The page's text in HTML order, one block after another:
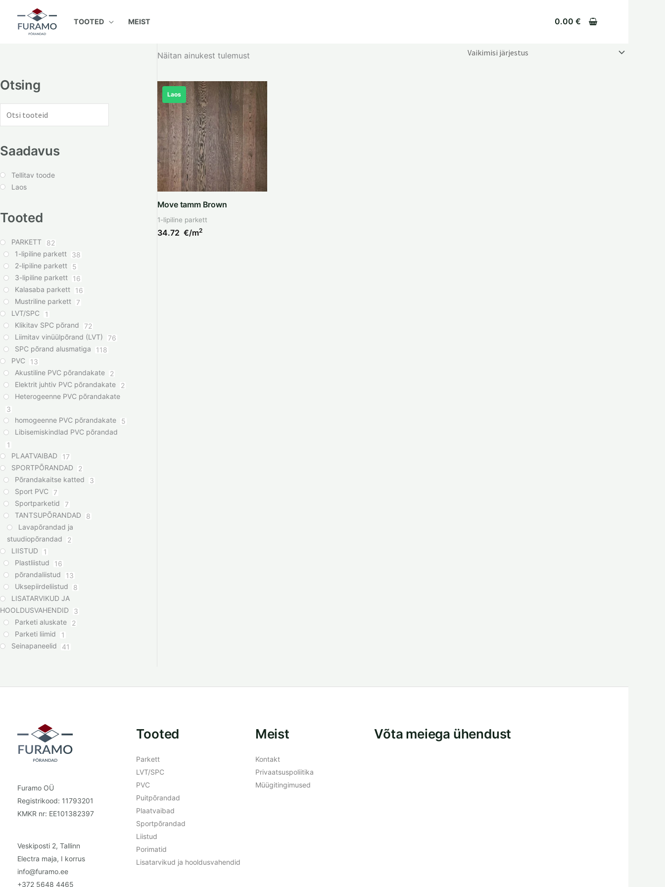
TOOTED MEIST 0.00 €
Otsing
Saadavus
Tellitav toode
Laos
Tooted
PARKETT
82
1-lipiline parkett
38
2-lipiline parkett
5
3-lipiline parkett
16
Kalasaba parkett
16
Mustriline parkett 7
LVT/SPC
1
Klikitav SPC põrand
72
Liimitav vinüülpõrand (LVT)
76
SPC põrand alusmatiga
118
PVC
13
Akustiline PVC põrandakate
2
Elektrit juhtiv PVC põrandakate
2
Heterogeenne PVC põrandakate
3
homogeenne PVC põrandakate
5
Libisemiskindlad PVC põrandad
1
PLAATVAIBAD
17
SPORTPÕRANDAD
2
Põrandakaitse katted
3
Sport PVC 7
Sportparketid
7
TANTSUPÕRANDAD
8
Lavapõrandad ja
stuudiopõrandad
2
LIISTUD
1
Plastliistud
16
põrandaliistud
13
Uksepiirdeliistud
8
LISATARVIKUD JA
HOOLDUSVAHENDID
3
Parketi aluskate
2
Parketi liimid
1
Seinapaneelid
41
Näitan ainukest tulemust
Laos
Move tamm Brown
1-lipiline parkett
34.72 €/m2
Furamo OÜ
Registrikood: 11793201
KMKR nr: EE101382397
Veskiposti 2, Tallinn
Electra maja, I korrus
info@furamo.ee
+372 5648 4465
Tooted
Parkett
LVT/SPC
PVC
Puitpõrandad
Plaatvaibad
Sportpõrandad
Liistud
Porimatid
Lisatarvikud ja hooldusvahendid
Meist
Kontakt
Privaatsuspoliitika
Müügitingimused
Võta meiega ühendust